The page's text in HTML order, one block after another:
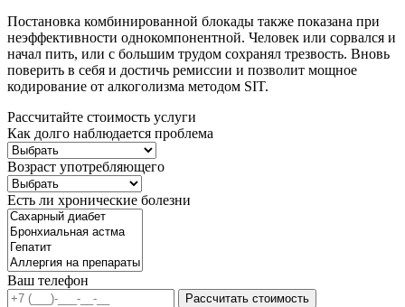
Постановка комбинированной блокады также показана при
неэффективности однокомпонентной. Человек или сорвался и
начал пить, или с большим трудом сохранял трезвость. Вновь
поверить в себя и достичь ремиссии и позволит мощное
кодирование от алкоголизма методом SIT.
Рассчитайте стоимость услуги
Как долго наблюдается проблема
Возраст употребляющего
Есть ли хронические болезни
Ваш телефон
Рассчитать стоимость